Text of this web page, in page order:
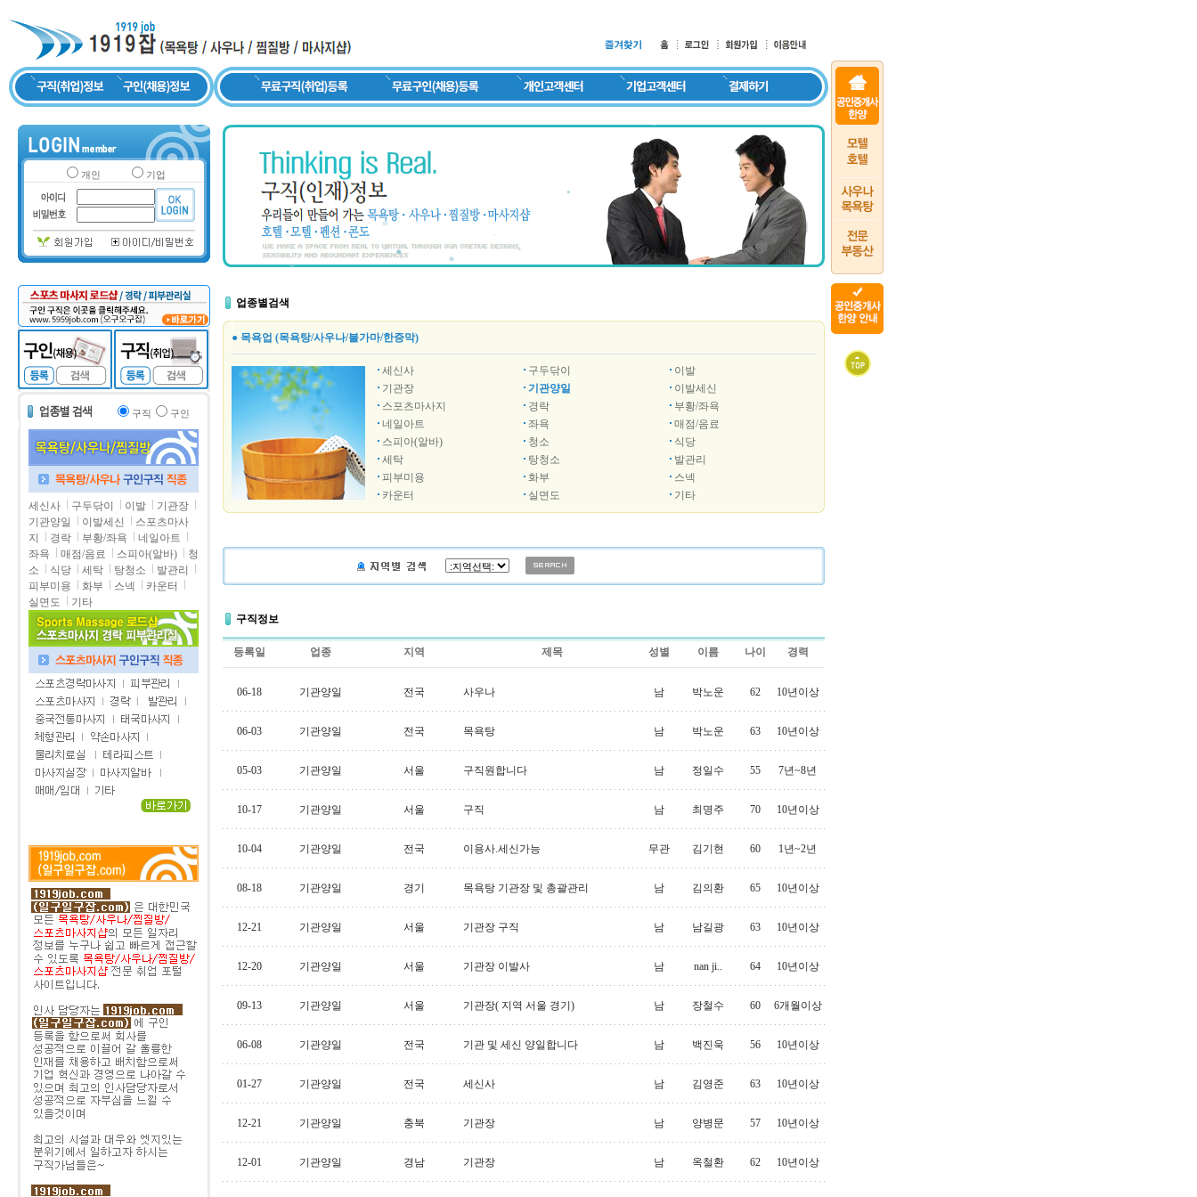
개인 기업
구직 구인
세신사 구두닦이 이발
기관장
기관양일
이발세신
스포츠마사
지
경락 부황/좌욕
네일아트
좌욕
매점/음료 스피아(알바)
청
소
식당 세탁 탕청소
발관리
피부미용
화부 스넥
카운터
실면도
기타
업종별검색
● 목욕업 (목욕탕/사우나/불가마/한증막)
세신사 구두닦이
이발
기관장
기관양일
이발세신
스포츠마사지
경락
부황/좌욕
네일아트
좌욕
매점/음료
스피아(알바)
청소
식당
세탁
탕청소
발관리
피부미용
화부
스넥
카운터
실면도 기타
구직정보
등록일 업종 지역 제목 성별 이름 나이 경력
06-18 기관양일 전국 사우나 남 박노운 62 10년이상
06-03 기관양일 전국 목욕탕 남 박노운 63 10년이상
05-03 기관양일 서울 구직원합니다 남 정일수 55 7년~8년
10-17 기관양일 서울 구직 남 최명주 70 10년이상
10-04 기관양일 전국 이용사.세신가능 무관 김기현 60 1년~2년
08-18 기관양일 경기 목욕탕 기관장 및 총괄관리 남 김의환 65 10년이상
12-21 기관양일 서울 기관장 구직 남 남길광 63 10년이상
12-20 기관양일 서울 기관장 이발사 남 nan ji.. 64 10년이상
09-13 기관양일 서울 기관장( 지역 서울 경기) 남 장철수 60 6개월이상
06-08 기관양일 전국 기관 및 세신 양일합니다 남 백진욱 56 10년이상
01-27 기관양일 전국 세신사 남 김영준 63 10년이상
12-21 기관양일 충북 기관장 남 양병문 57 10년이상
12-01 기관양일 경남 기관장 남 옥철환 62 10년이상